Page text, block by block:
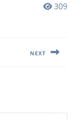
309
NEXT